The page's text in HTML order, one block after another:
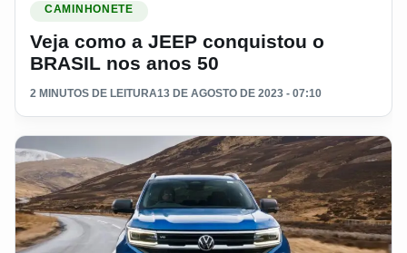
CAMINHONETE
Veja como a JEEP conquistou o
BRASIL nos anos 50
2 MINUTOS DE LEITURA13 DE AGOSTO DE 2023 - 07:10